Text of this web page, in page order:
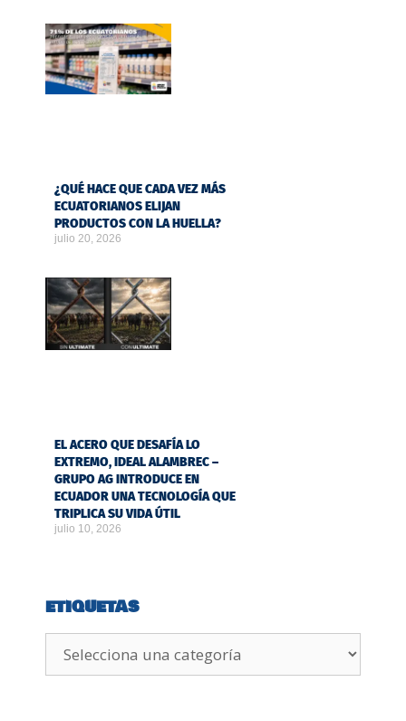
¿QUÉ HACE QUE CADA VEZ MÁS
ECUATORIANOS ELIJAN
PRODUCTOS CON LA HUELLA?
julio 20, 2026
EL ACERO QUE DESAFÍA LO
EXTREMO, IDEAL ALAMBREC –
GRUPO AG INTRODUCE EN
ECUADOR UNA TECNOLOGÍA QUE
TRIPLICA SU VIDA ÚTIL
julio 10, 2026
ETIQUETAS